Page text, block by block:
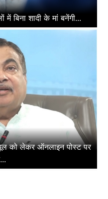
बिना शादी के मां बनेंगी...
को लेकर ऑनलाइन पोस्ट पर